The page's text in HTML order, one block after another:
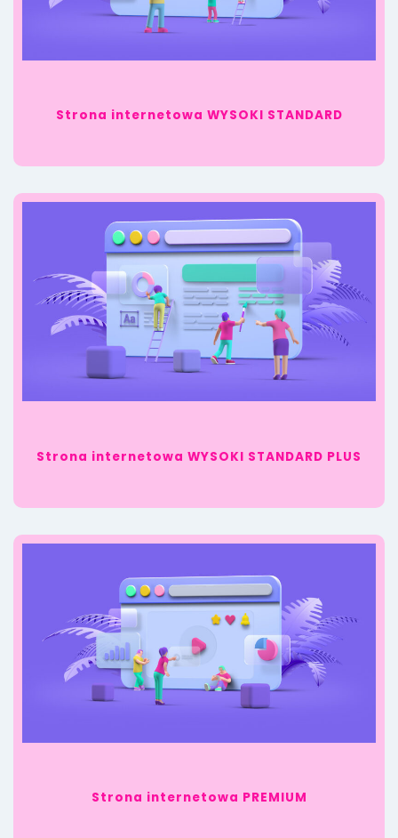
Strona internetowa WYSOKI STANDARD
Strona internetowa WYSOKI STANDARD PLUS
Strona internetowa PREMIUM